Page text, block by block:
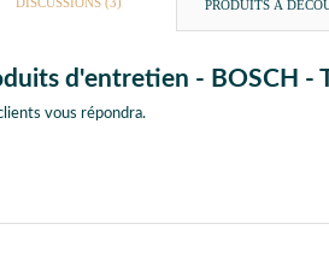
PRODUITS À
d'entretien - BOSCH -
vous répondra.